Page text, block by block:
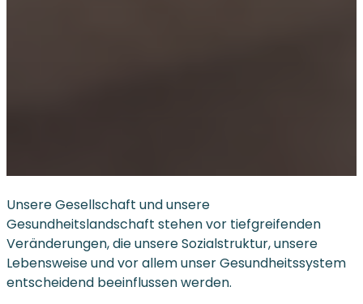
Unsere Gesellschaft und unsere
Gesundheitslandschaft stehen vor tiefgreifenden
Veränderungen, die unsere Sozialstruktur, unsere
Lebensweise und vor allem unser Gesundheitssystem
entscheidend beeinflussen werden.